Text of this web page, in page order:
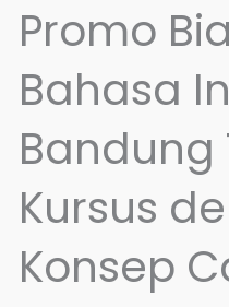
Promo
Bahasa
Bandung
Kursus
Konsep